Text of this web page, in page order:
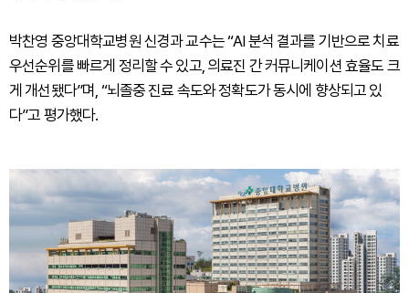
박찬영 중앙대학교병원 신경과 교수는 “AI 분석 결과를 기반으로 치료
우선순위를 빠르게 정리할 수 있고, 의료진 간 커뮤니케이션 효율도 크
게 개선됐다”며, “뇌졸중 진료 속도와 정확도가 동시에 향상되고 있
다”고 평가했다.